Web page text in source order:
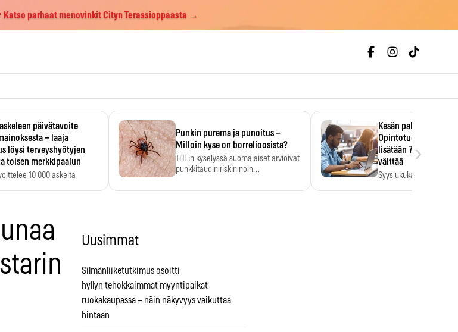
Katso parhaat menovinkit Cityn Terassioppaasta →
päivätavoite
– laaja
löysi terveyshyötyjen
toisen merkkipaalun
10 000 askelta
Punkin purema ja punoitus –
Milloin kyse on borrelioosista?
THL:n kyselyssä suomalaiset arvioivat
punkkitaudin riskin noin
Kesän palkka
Opintotuen
lisätään 7,5
välttää
Syyslukukauden
›
Uusimmat
Silmänliiketutkimus osoitti
hyllyn tehokkaimmat myyntipaikat
ruokakaupassa – näin näkyvyys vaikuttaa
hintaan